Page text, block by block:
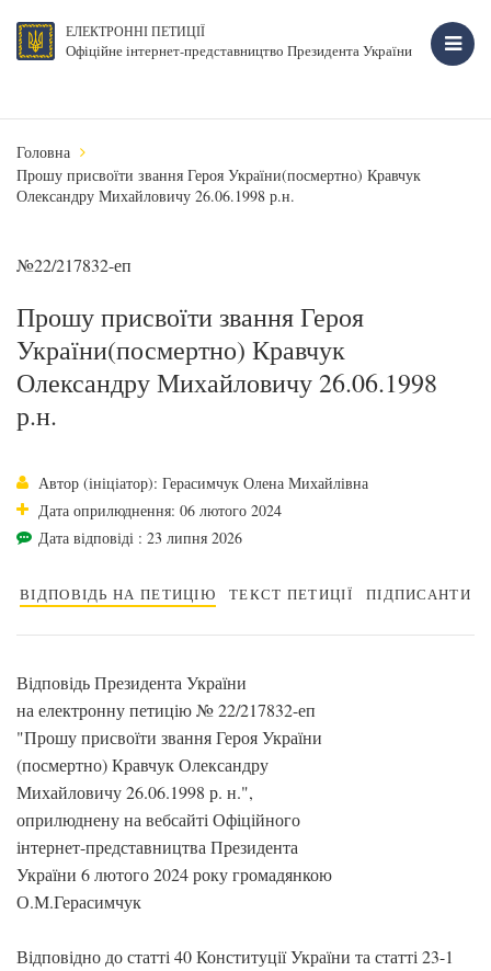
ЕЛЕКТРОННІ ПЕТИЦІЇ
Офіційне інтернет-представництво Президента України
Головна
Прошу присвоїти звання Героя України(посмертно) Кравчук
Олександру Михайловичу 26.06.1998 р.н.
№22/217832-еп
Прошу присвоїти звання Героя
України(посмертно) Кравчук
Олександру Михайловичу 26.06.1998
р.н.
Автор (ініціатор): Герасимчук Олена Михайлівна
Дата оприлюднення: 06 лютого 2024
Дата відповіді : 23 липня 2026
ВІДПОВІДЬ НА ПЕТИЦІЮ ТЕКСТ ПЕТИЦІЇ ПІДПИСАНТИ
Відповідь Президента України
на електронну петицію № 22/217832-еп
"Прошу присвоїти звання Героя України
(посмертно) Кравчук Олександру
Михайловичу 26.06.1998 р. н.",
оприлюднену на вебсайті Офіційного
інтернет-представництва Президента
України 6 лютого 2024 року громадянкою
О.М.Герасимчук
Відповідно до статті 40 Конституції України та статті 23-1